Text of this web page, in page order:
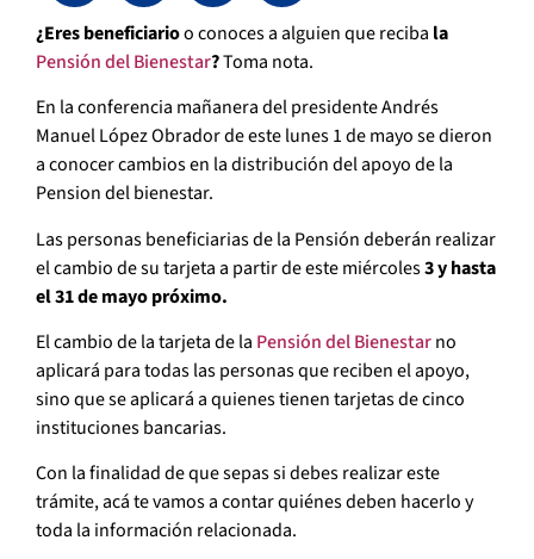
¿Eres beneficiarioo conoces a alguien que reciba la
Pensión del Bienestar?Toma nota.
En la conferencia mañanera del presidente Andrés
Manuel López Obrador de este lunes 1 de mayo se dieron
a conocer cambios en la distribución del apoyo de la
Pension del bienestar.
Las personas beneficiarias de la Pensión deberán realizar
el cambio de su tarjeta a partir de este miércoles3 y hasta
el 31 de mayo próximo.
El cambio de la tarjeta de la Pensión del Bienestarno
aplicará para todas las personas que reciben el apoyo,
sino que se aplicará a quienes tienen tarjetas de cinco
instituciones bancarias.
Con la finalidad de que sepas si debes realizar este
trámite, acá te vamos a contar quiénes deben hacerlo y
toda la información relacionada.